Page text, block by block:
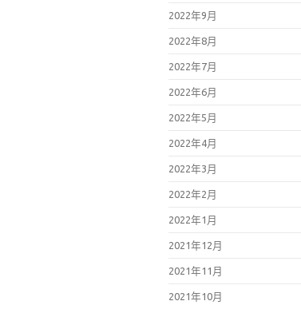
2022年9月
2022年8月
2022年7月
2022年6月
2022年5月
2022年4月
2022年3月
2022年2月
2022年1月
2021年12月
2021年11月
2021年10月